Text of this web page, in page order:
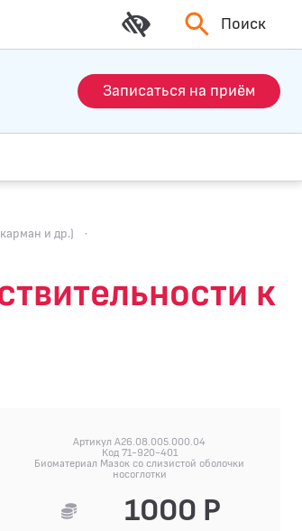
Поиск
Записаться на приём
и др.)
·
к
Артикул A26.08.005.000.04
Код 71-920-401
Биоматериал Мазок со слизистой оболочки
носоглотки
1000 Р